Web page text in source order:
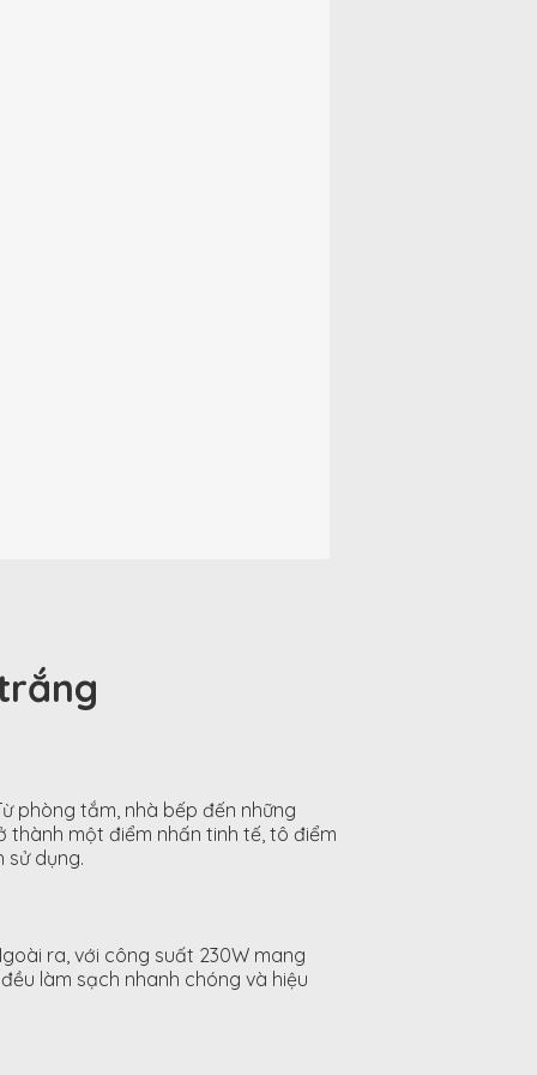
phòng tắm, nhà bếp đến những
thành một điểm nhấn tinh tế, tô điểm
sử dụng.
ra, với công suất 230W mang
làm sạch nhanh chóng và hiệu